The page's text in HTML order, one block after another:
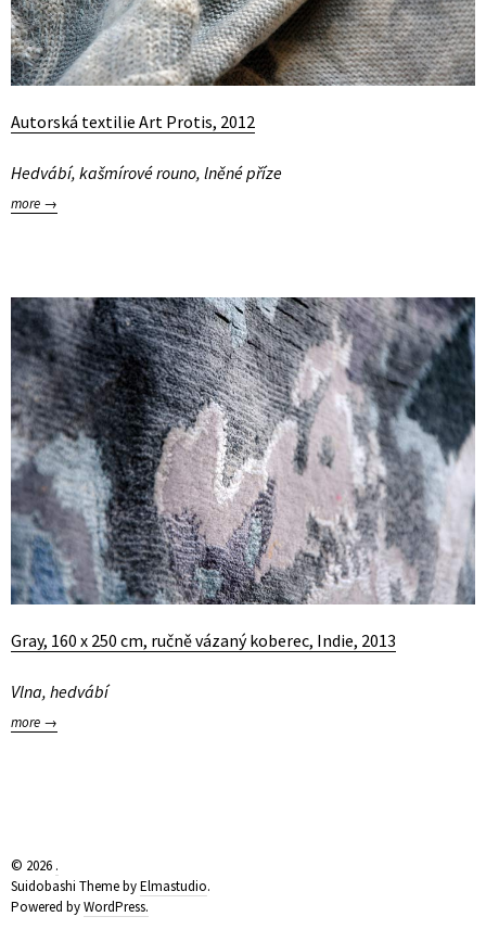
Autorská textilie Art Protis, 2012
Hedvábí, kašmírové rouno, lněné příze
more →
Gray, 160 x 250 cm, ručně vázaný koberec, Indie, 2013
Vlna, hedvábí
more →
© 2026 .
Suidobashi Theme byElmastudio.
Powered byWordPress.